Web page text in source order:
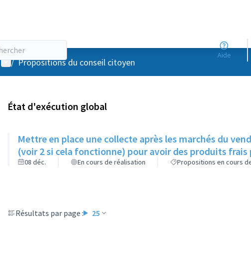
Aide
Menu utilisateur
/ Propositions du conseil citoyen
État d'exécution global
Mettre en place une collecte après les marchés du
(voir 2 si cela fonctionne) pour avoir des produits
08 déc. En cours de réalisation Propositions en cours
Résultats par page : 25